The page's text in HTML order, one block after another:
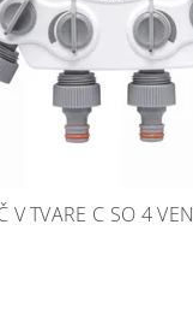
V TVARE C SO 4